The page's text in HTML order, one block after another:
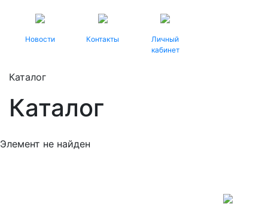
Новости Контакты
Личный
кабинет
Каталог
Каталог
Элемент не найден